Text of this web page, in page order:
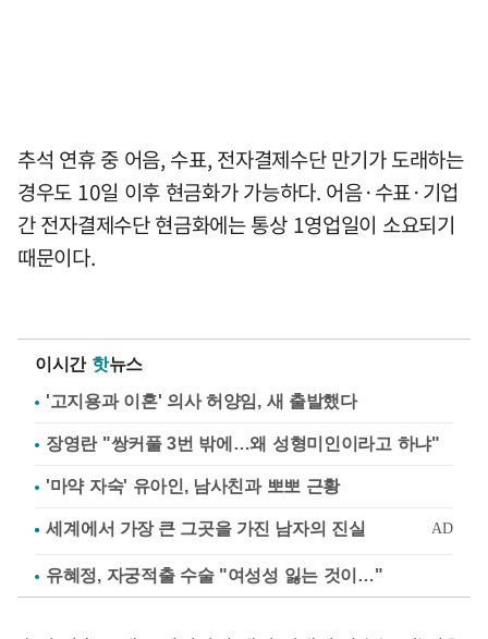
추석 연휴 중 어음, 수표, 전자결제수단 만기가 도래하는
경우도 10일 이후 현금화가 가능하다. 어음·수표·기업
간 전자결제수단 현금화에는 통상 1영업일이 소요되기
때문이다.
이시간 핫뉴스
'고지용과 이혼' 의사 허양임, 새 출발했다
장영란 "쌍커풀 3번 밖에…왜 성형미인이라고 하냐"
'마약 자숙' 유아인, 남사친과 뽀뽀 근황
유혜정, 자궁적출 수술 "여성성 잃는 것이…"